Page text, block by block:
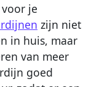
je
zijn niet
in huis, maar
van meer
goed